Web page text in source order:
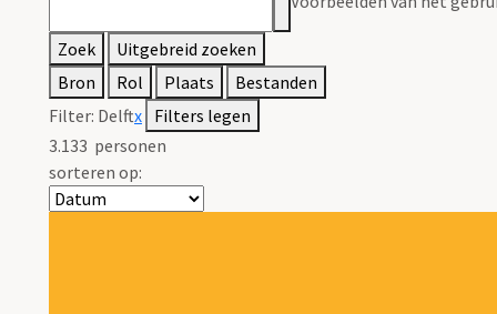
Zoek
Uitgebreid zoeken
Bron
Rol Plaats
Bestanden
Filter: Delftx Filters legen
3.133 personen
sorteren op: